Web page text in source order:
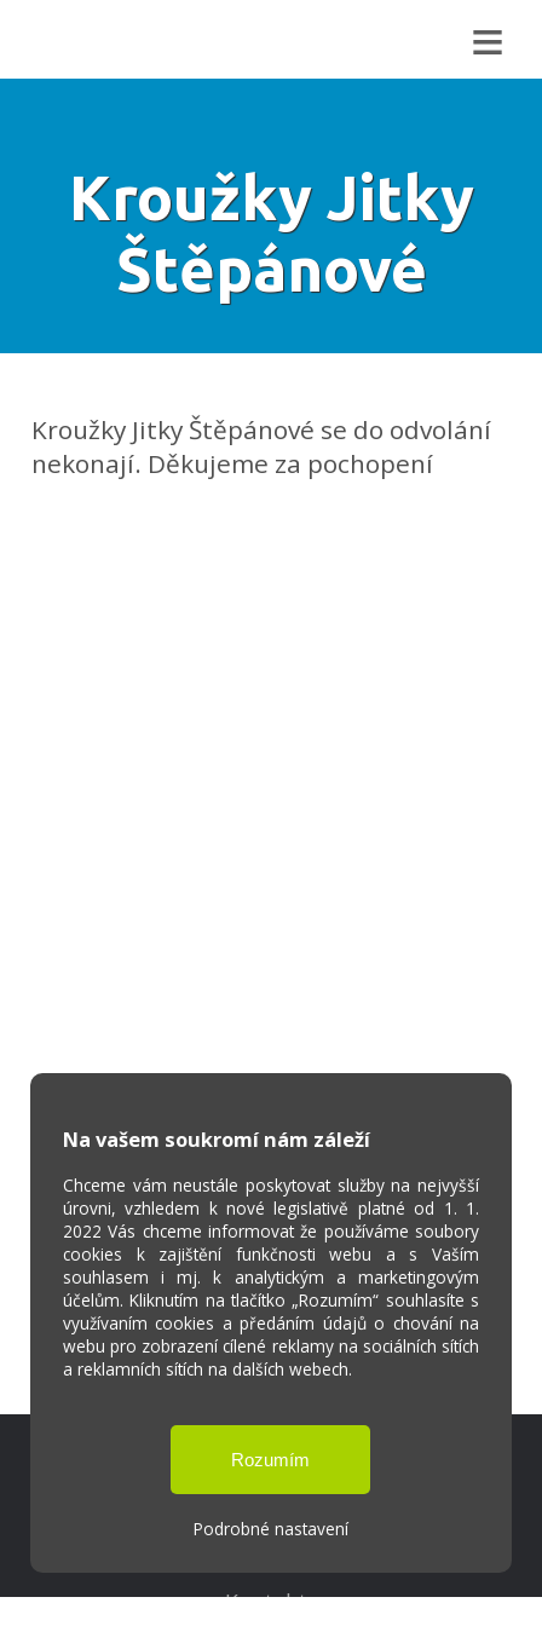
≡
Kroužky Jitky
Štěpánové
Kroužky Jitky Štěpánové se do odvolání
nekonají. Děkujeme za pochopení
Na vašem soukromí nám záleží
Chceme vám neustále poskytovat služby na nejvyšší
úrovni, vzhledem k nové legislativě platné od 1. 1.
2022 Vás chceme informovat že používáme soubory
cookies k zajištění funkčnosti webu a s Vaším
souhlasem i mj. k analytickým a marketingovým
účelům. Kliknutím na tlačítko „Rozumím“ souhlasíte s
využívaním cookies a předáním údajů o chování na
webu pro zobrazení cílené reklamy na sociálních sítích
a reklamních sítích na dalších webech.
Podrobné nastavení
Škola Online
Strava.cz
Kontakty